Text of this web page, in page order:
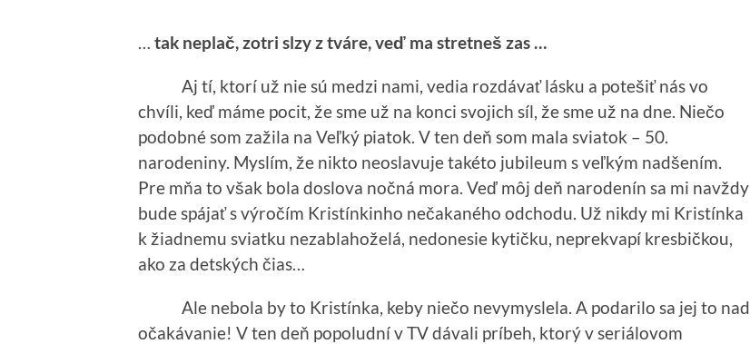
tak neplač, zotri slzy z tváre, veď ma stretneš zas …
Aj tí, ktorí už nie sú medzi nami, vedia rozdávať lásku a potešiť nás vo
chvíli, keď máme pocit, že sme už na konci svojich síl, že sme už na dne. Niečo
podobné som zažila na Veľký piatok. V ten deň som mala sviatok – 50.
narodeniny. Myslím, že nikto neoslavuje takéto jubileum s veľkým nadšením.
Pre mňa to však bola doslova nočná mora. Veď môj deň narodenín sa mi navždy
bude spájať s výročím Kristínkinho nečakaného odchodu. Už nikdy mi Kristínka
k žiadnemu sviatku nezablahoželá, nedonesie kytičku, neprekvapí kresbičkou,
ako za detských čias…
Ale nebola by to Kristínka, keby niečo nevymyslela. A podarilo sa jej to nad
očakávanie! V ten deň popoludní v TV dávali príbeh, ktorý v seriálovom